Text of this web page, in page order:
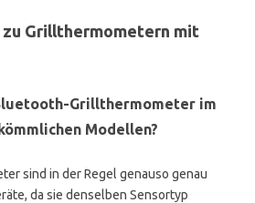
zu Grillthermometern mit
Grillthermometer im
Modellen?
sind in der Regel genauso genau
da sie denselben Sensortyp